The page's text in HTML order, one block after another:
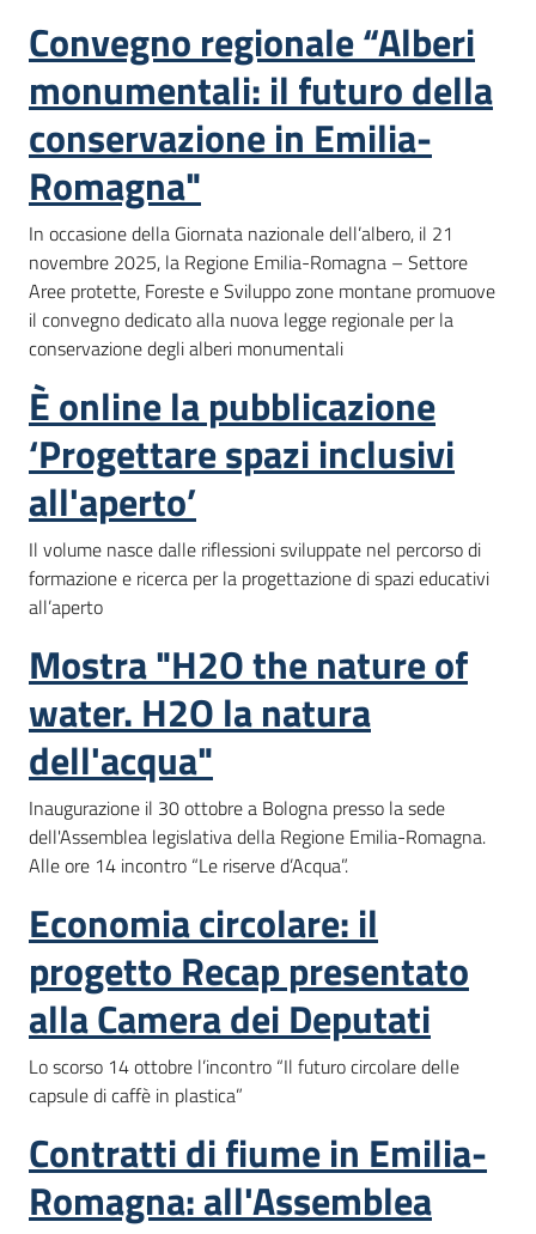
Convegno regionale “Alberi
monumentali: il futuro della
conservazione in Emilia-
Romagna"
In occasione della Giornata nazionale dell’albero, il 21
novembre 2025, la Regione Emilia-Romagna – Settore
Aree protette, Foreste e Sviluppo zone montane promuove
il convegno dedicato alla nuova legge regionale per la
conservazione degli alberi monumentali
È online la pubblicazione
‘Progettare spazi inclusivi
all'aperto’
Il volume nasce dalle riflessioni sviluppate nel percorso di
formazione e ricerca per la progettazione di spazi educativi
all’aperto
Mostra "H2O the nature of
water. H2O la natura
dell'acqua"
Inaugurazione il 30 ottobre a Bologna presso la sede
dell'Assemblea legislativa della Regione Emilia-Romagna.
Alle ore 14 incontro “Le riserve d’Acqua”.
Economia circolare: il
progetto Recap presentato
alla Camera dei Deputati
Lo scorso 14 ottobre l’incontro “Il futuro circolare delle
capsule di caffè in plastica”
Contratti di fiume in Emilia-
Romagna: all'Assemblea